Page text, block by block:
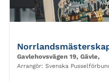
Gavlehovsvägen 19, Gävle,
Arrangör: Svenska